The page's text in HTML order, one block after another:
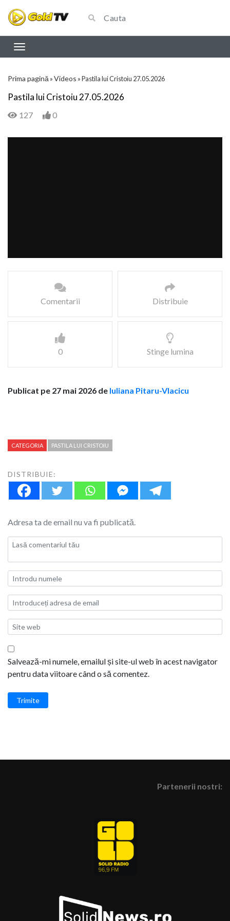
Prima pagină »Videos »Pastila lui Cristoiu 27.05.2026
Pastila lui Cristoiu 27.05.2026
127 0
Comentarii Distribuie
0 Stinge lumina
Publicat pe 27 mai 2026 de Iuliana Pitaru-Vlacicu
CATEGORIA PASTILA LUI CRISTOIU
DISTRIBUIE:
Adresa ta de email nu va fi publicată.
Salvează-mi numele, emailul și site-ul web în acest navigator
pentru data viitoare când o să comentez.
Trimite
Partenerii nostri: